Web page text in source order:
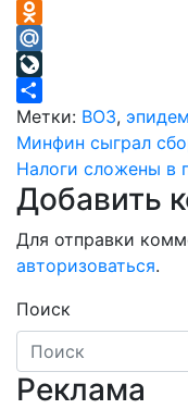
VK
Odnoklassniki
Mail.Ru
LiveJournal
Отправить
Метки: ВОЗ,
по
записям
Минфин сыграл
Налоги сложены в
Добавить
Для отправки
авторизоваться.
Поиск
Реклама